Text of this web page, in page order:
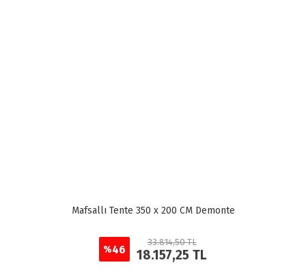
Mafsallı Tente 350 x 200 CM Demonte
%46
33.814,50 TL
18.157,25 TL